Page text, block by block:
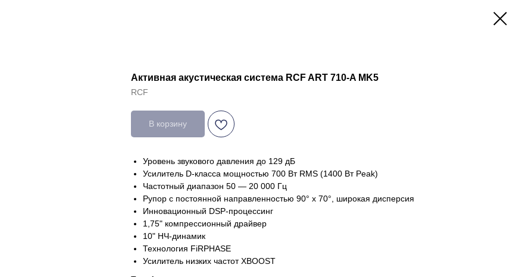
Активная акустическая система RCF ART 710-A MK5
RCF
В корзину
Уровень звукового давления до 129 дБ
Усилитель D-класса мощностью 700 Вт RMS (1400 Вт Peak)
Частотный диапазон 50 — 20 000 Гц
Рупор с постоянной направленностью 90° x 70°, широкая дисперсия
Инновационный DSP-процессинг
1,75" компрессионный драйвер
10" НЧ-динамик
Технология FiRPHASE
Усилитель низких частот XBOOST